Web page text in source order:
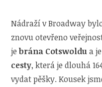
Nádraží v Broadway
znovu otevřeno
jebrána Cotswoldua
cesty, která je dlouhá
vydat pěšky. Kousek